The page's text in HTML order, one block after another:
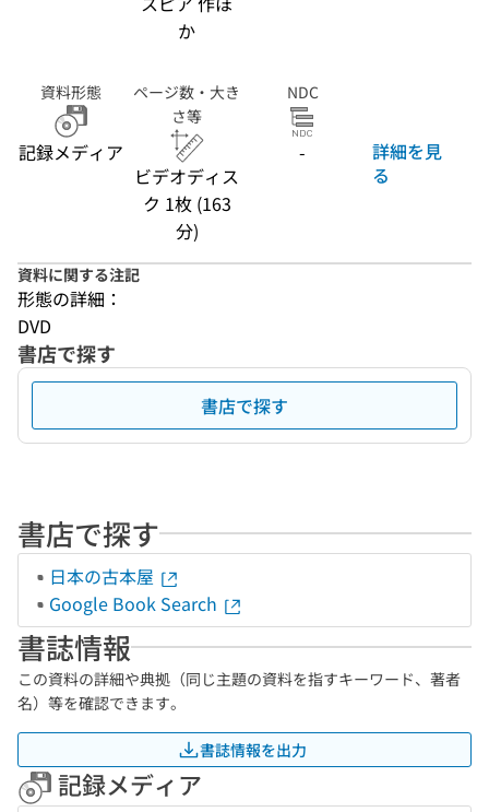
か
資料形態
記録メディア
ページ数・大き
さ等
ビデオディス
ク 1枚 (163
分)
NDC
-
詳細を見
る
資料に関する注記
形態の詳細：
DVD
書店で探す
書店で探す
書店で探す
日本の古本屋
Google Book Search
書誌情報
この資料の詳細や典拠（同じ主題の資料を指すキーワード、著者
名）等を確認できます。
書誌情報を出力
記録メディア